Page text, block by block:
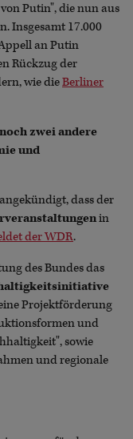
Putin", die nun aus
Insgesamt 17.000
an Putin
Rückzug der
wie dieBerliner
zwei andere
und
dass der
in
der WDR.
des Bundes das
Projektförderung
und
sowie
und regionale